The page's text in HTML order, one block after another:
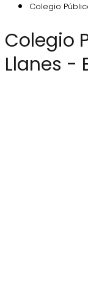
Colegio
Colegio Público De Nueva De
Llanes -